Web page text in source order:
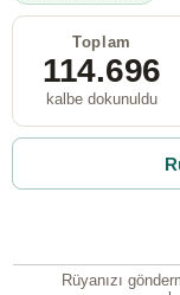
Toplam
114.696
kalbe dokunuldu
Rüyanızı